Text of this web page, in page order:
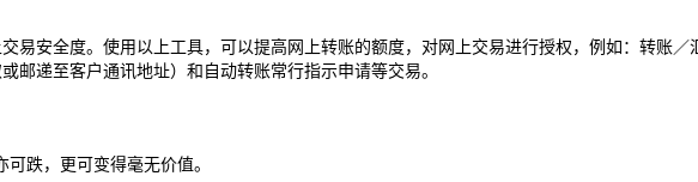
易安全度。使用以上工具，可以提高网上转账的额度，对网上交易进行授权，例如：转账
递至客户通讯地址）和自动转账常行指示申请等交易。
跌，更可变得毫无价值。